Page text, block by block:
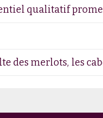
qualitatif
des merlots, les